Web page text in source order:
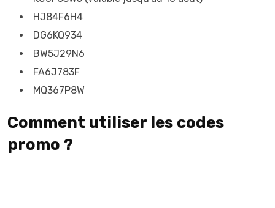
HJ84F6H4
DG6KQ934
BW5J29N6
FA6J783F
MQ367P8W
Comment utiliser les codes
promo ?